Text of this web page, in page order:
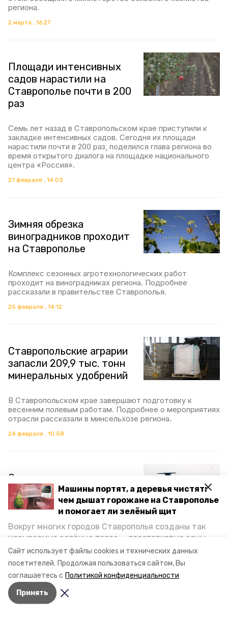
Сайт использует файлы cookies и технических данных
посетителей. Продолжая пользоваться сайтом, Вы
соглашаетесь с Политикой конфиденциальности
Принять
Машины портят, а деревья чистят:
чем дышат горожане на Ставрополье
и помогает ли зелёный щит
Вокруг многих городов Ставрополья созданы так
называемые зелёные пояса — лесопарковые зоны,
снижающие негативное воздействие выхлопных
газов на атмосферу. Справляются ли они с
постоянно растущим потоком автотранспорта и
каким воздухом дышат жители края, узнала
корреспондент «Победы26».
региона.
2 марта , 16:27
Площади интенсивных
садов нарастили на
Ставрополье почти в 200
раз
Семь лет назад в Ставропольском крае приступили к
закладке интенсивных садов. Сегодня их площади
нарастили почти в 200 раз, поделился глава региона во
время открытого диалога на площадке национального
центра «Россия».
27 февраля , 14:03
Зимняя обрезка
виноградников проходит
на Ставрополье
Комплекс сезонных агротехнологических работ
проходит на виноградниках региона. Подробнее
рассказали в правительстве Ставрополья.
25 февраля , 14:12
Ставропольские аграрии
запасли 209,9 тыс. тонн
минеральных удобрений
В Ставропольском крае завершают подготовку к
весенним полевым работам. Подробнее о мероприятиях
отрасли рассказали в минсельхозе региона.
24 февраля , 10:58
Ставрополье вновь
привлечёт самолёт для
искусственного вызова
В Ставропольском крае обсудили подготовку к началу
весенних полевых работ. Один из вопросов касался
привлечения самолёта по искусственному вызову
осадков, сообщили в правительстве региона.
16 февраля , 14:34